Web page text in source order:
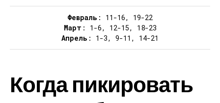
Февраль : 11-16, 19-22
Март : 1-6, 12-15, 18-23
Апрель : 1-3, 9-11, 14-21
Когда пикировать